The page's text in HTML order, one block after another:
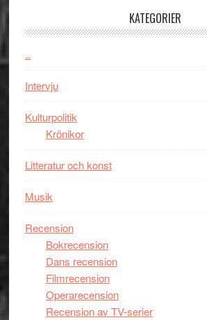
KATEGORIER
..
Intervju
Kulturpolitik
Krönikor
Litteratur och konst
Musik
Recension
Bokrecension
Dans recension
Filmrecension
Operarecension
Recension av TV-serier